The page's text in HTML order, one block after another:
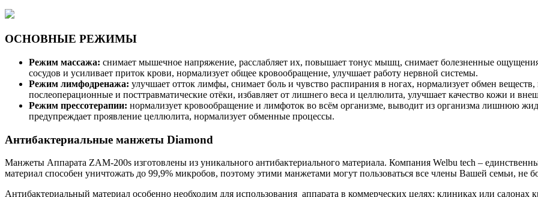
ОСНОВНЫЕ РЕЖИМЫ
Режим массажа: снимает мышечное напряжение, расслабляет их, повышает тонус мышц, снимает болезненные
сосудов и усиливает приток крови, нормализует общее кровообращение, улучшает работу нервной системы.
Режим лимфодренажа: улучшает отток лимфы, снимает боль и чувство распирания в ногах, нормализует обмен веществ,
послеоперационные и посттравматические отёки, избавляет от лишнего веса и целлюлита, улучшает качество кожи и
Режим прессотерапии: нормализует кровообращение и лимфоток во всём организме, выводит из организма лишнюю
предупреждает проявление целлюлита, нормализует обменные процессы.
Антибактериальные манжеты Diamond
Манжеты Аппарата ZAM-200s изготовлены из уникального антибактериального материала. Компания Welbu tech –
материал способен уничтожать до 99,9% микробов, поэтому этими манжетами могут пользоваться все члены Вашей семьи, не
Антибактериальный материал особенно необходим для использования аппарата в коммерческих целях: клиниках или салонах